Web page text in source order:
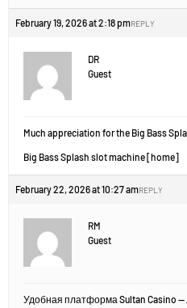
February 19, 2026 at 2:18 pmREPLY
DR
Guest
Much appreciation for the Big Bass
Big Bass Splash slot machine [home]
February 22, 2026 at 10:27 amREPLY
RM
Guest
Удобная платформа Sultan Casino